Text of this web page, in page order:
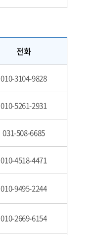
전화
010-3104-9828
010-5261-2931
031-508-6685
010-4518-4471
010-9495-2244
010-2669-6154